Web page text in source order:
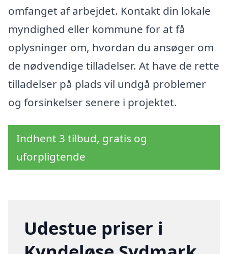
omfanget af arbejdet. Kontakt din lokale
myndighed eller kommune for at få
oplysninger om, hvordan du ansøger om
de nødvendige tilladelser. At have de rette
tilladelser på plads vil undgå problemer
og forsinkelser senere i projektet.
Indhent 3 tilbud, gratis og
uforpligtende
Udestue priser i